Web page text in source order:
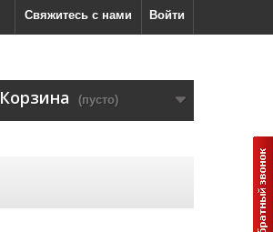
Войти
Свяжитесь с нами
Корзина (пусто)